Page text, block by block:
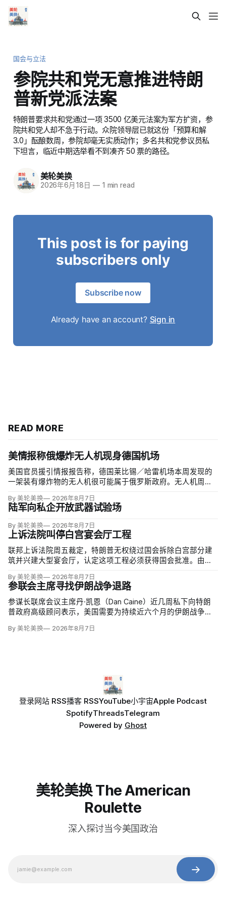
国会与立法
参院共和党无意推进特朗
普新党派法案
特朗普要求共和党通过一项 3500 亿美元法案为军方扩资，参
院共和党人却不急于行动。众院领导层已就这份「预算和解
3.0」酝酿数周，参院却毫无实质动作；多名共和党参议员私
下坦言，临近中期选举看不到凑齐 50 票的路径。
美轮美换
2026年6月18日 —1 min read
This post is for paying
subscribers only
Subscribe now
Already have an account? Sign in
READ MORE
美情报称俄爆炸无人机现身德国机场
美国官员援引情报报告称，德国莱比锡／哈雷机场本周发现的
一架装有爆炸物的无人机很可能属于俄罗斯政府。无人机周二
此关闭整夜；当局还调查另一不明物体，该物体在一架货机中
止降落后与机身相撞，造成轻微损伤。
By 美轮美换 2026年8月7日
陆军向私企开放武器试验场
By 美轮美换 2026年8月7日
上诉法院叫停白宫宴会厅工程
联邦上诉法院周五裁定，特朗普无权绕过国会拆除白宫部分建
筑并兴建大型宴会厅，认定这项工程必须获得国会批准。由奥
的布拉德利·加西亚法官（Bradley Garcia）组成多数意见，称
以行政行动夺走人民代表对…
By 美轮美换 2026年8月7日
参联会主席寻找伊朗战争退路
参谋长联席会议主席丹·凯恩（Dan Caine）近几周私下向特朗
普政府高级顾问表示，美国需要为持续近六个月的伊朗战争寻
兰接受特朗普设定的目标。
By 美轮美换 2026年8月7日
登录网站 RSS播客 RSSYouTube小宇宙Apple Podcast
SpotifyThreadsTelegram
Powered by Ghost
美轮美换 The American
Roulette
深入探讨当今美国政治